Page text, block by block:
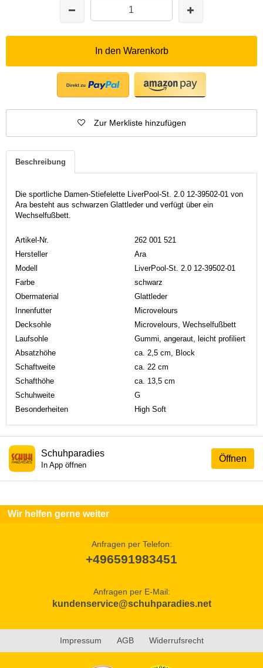
In den Warenkorb
Zur Merkliste hinzufügen
Beschreibung
Die sportliche Damen-Stiefelette LiverPool-St. 2.0 12-39502-01 von
Ara besteht aus schwarzen Glattleder und verfügt über ein
Wechselfußbett.
Artikel-Nr.
262 001 521
Hersteller
Ara
Modell
LiverPool-St. 2.0 12-39502-01
Farbe
schwarz
Obermaterial
Glattleder
Innenfutter
Microvelours
Decksohle
Microvelours, Wechselfußbett
Laufsohle
Gummi, angeraut, leicht profiliert
Absatzhöhe
ca. 2,5 cm, Block
Schaftweite
ca. 22 cm
Schafthöhe
ca. 13,5 cm
Schuhweite
G
Besonderheiten
High Soft
Öffnen
Schuhparadies
In App öffnen
Wir helfen gerne weiter
Anfragen per Telefon:
+496591983451
Anfragen per E-Mail:
kundenservice@schuhparadies.net
Impressum AGB Widerrufsrecht